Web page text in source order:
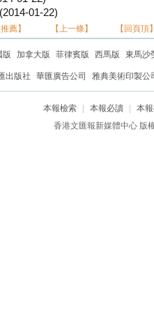
01-22)
推薦】 【上一條】 【回頁頂
版 加拿大版 菲律賓版 西馬版 東馬沙
出版社 華匯廣告公司 雅典美術印製公
本報檢索 本報必讀
本
香港文匯報新媒體中心 版